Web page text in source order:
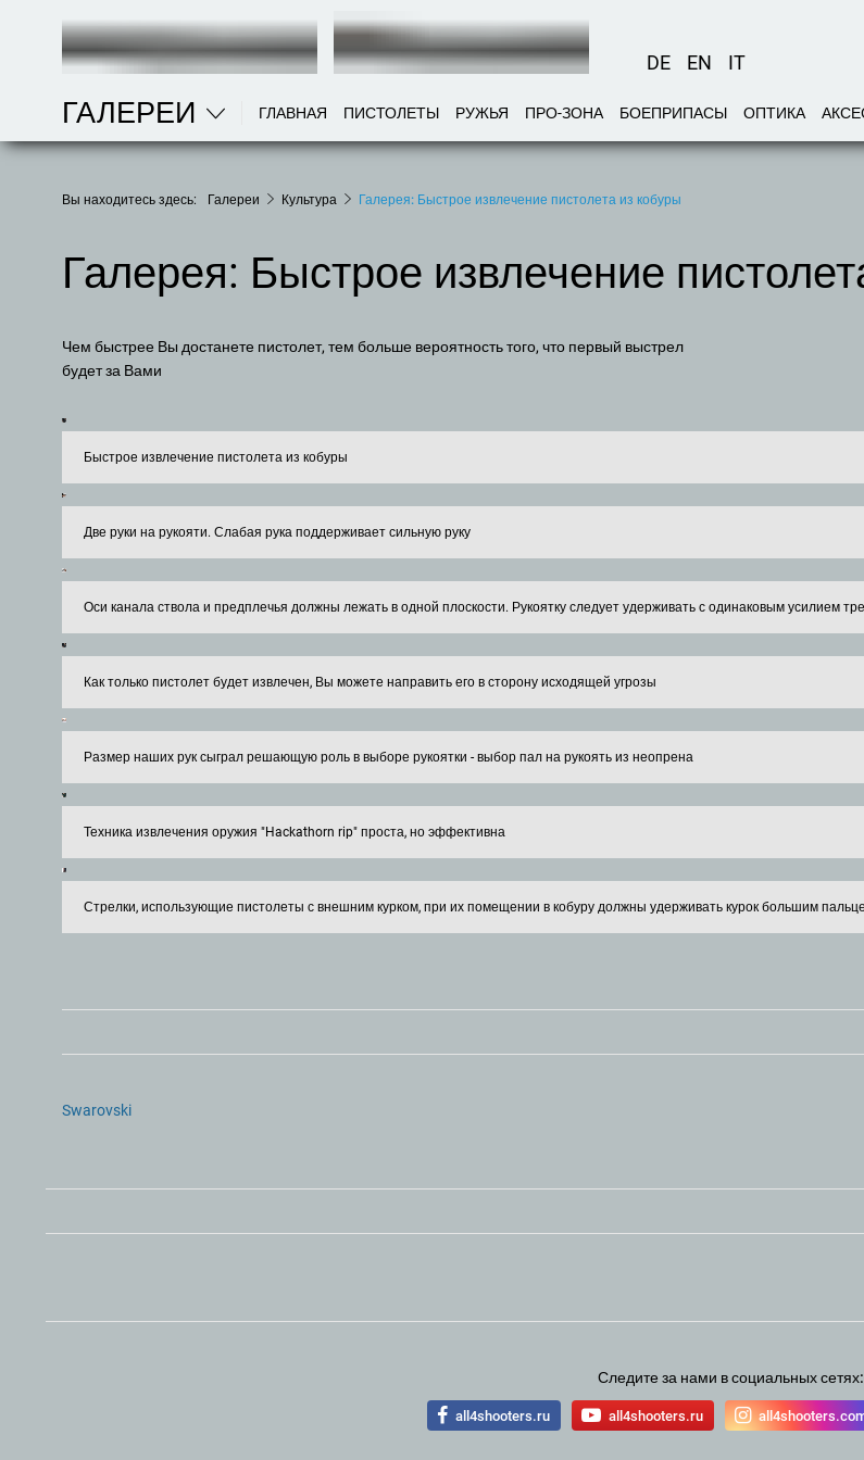
DE EN IT
ГАЛЕРЕИ ГЛАВНАЯ ПИСТОЛЕТЫ РУЖЬЯ ПРО-ЗОНА БОЕПРИПАСЫ ОПТИКА
Вы находитесь здесь: Галереи Культура Галерея: Быстрое извлечение пистолета из кобуры
Галерея: Быстрое извлечение
Чем быстрее Вы достанете пистолет, тем больше вероятность того, что первый выстрел
будет за Вами
Быстрое извлечение пистолета из кобуры
Две руки на рукояти. Слабая рука поддерживает сильную руку
Оси канала ствола и предплечья должны лежать в одной плоскости. Рукоятку следует удерживать с одинаковым усилием
Как только пистолет будет извлечен, Вы можете направить его в сторону исходящей угрозы
Размер наших рук сыграл решающую роль в выборе рукоятки - выбор пал на рукоять из неопрена
Техника извлечения оружия "Hackathorn rip" проста, но эффективна
Стрелки, использующие пистолеты с внешним курком, при их помещении в кобуру должны удерживать курок большим
Swarovski
Следите за нами в социальных сетях:
all4shooters.ru all4shooters.ru